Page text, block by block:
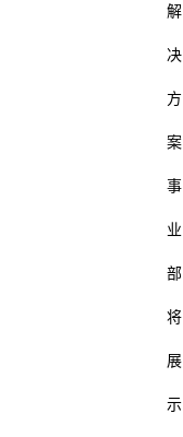
解
决
方
案
事
业
部
将
展
示